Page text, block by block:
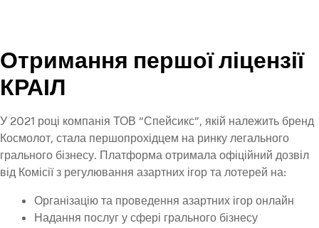
Отримання першої ліцензії
КРАІЛ
У 2021 році компанія ТОВ “Спейсикс”, якій належить бренд
Космолот, стала першопрохідцем на ринку легального
грального бізнесу. Платформа отримала офіційний дозвіл
від Комісії з регулювання азартних ігор та лотерей на:
Організацію та проведення азартних ігор онлайн
Надання послуг у сфері грального бізнесу